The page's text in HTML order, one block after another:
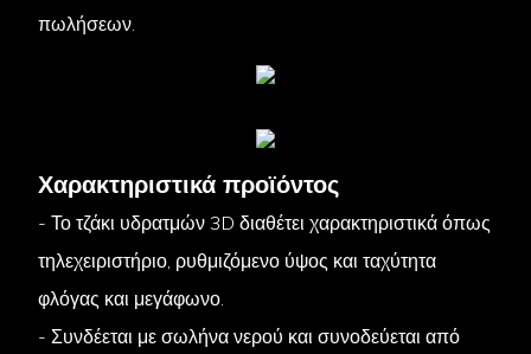
πωλήσεων.
Χαρακτηριστικά προϊόντος
- Το τζάκι υδρατμών 3D διαθέτει χαρακτηριστικά όπως
τηλεχειριστήριο, ρυθμιζόμενο ύψος και ταχύτητα
φλόγας και μεγάφωνο.
- Συνδέεται με σωλήνα νερού και συνοδεύεται από